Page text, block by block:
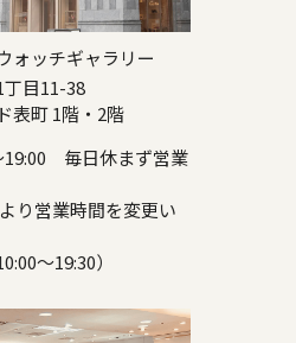
ォッチギャラリー
目11-38
表町 1階・2階
19:00 毎日休まず営業
り営業時間を変更い
～19:30）